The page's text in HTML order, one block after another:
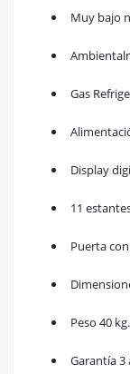
Muy bajo
Gas
Display
11
Puerta
Peso 40 kg.
Garantía 3